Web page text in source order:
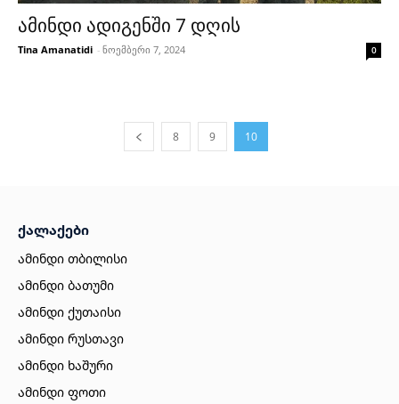
ამინდი ადიგენში 7 დღის
Tina Amanatidi - ნოემბერი 7, 2024 0
8 9 10
ქალაქები
ამინდი თბილისი
ამინდი ბათუმი
ამინდი ქუთაისი
ამინდი რუსთავი
ამინდი ხაშური
ამინდი ფოთი